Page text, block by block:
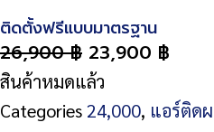
ติดตั้งฟรีแบบมาตรฐาน
26,900฿ 23,900 ฿
สินค้าหมดแล้ว
Categories 24,000, แอร์ติด